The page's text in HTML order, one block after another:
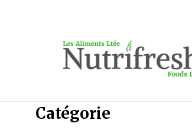
Catégorie